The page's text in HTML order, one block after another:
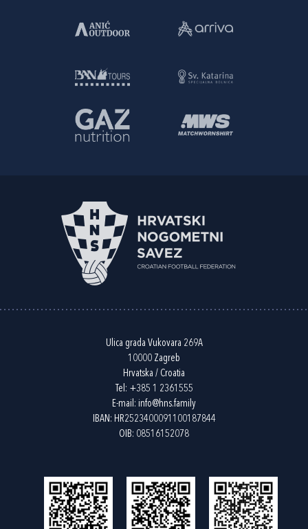
Ulica grada Vukovara 269A
10000 Zagreb
Hrvatska / Croatia
Tel: +385 1 2361555
E-mail: info@hns.family
IBAN: HR2523400091100187844
OIB: 08516152078